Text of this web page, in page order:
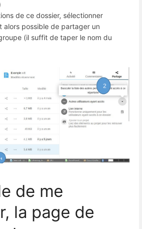
de ce dossier, sélectionner
alors possible de partager un
(il suffit de taper le nom du
de me
la page de